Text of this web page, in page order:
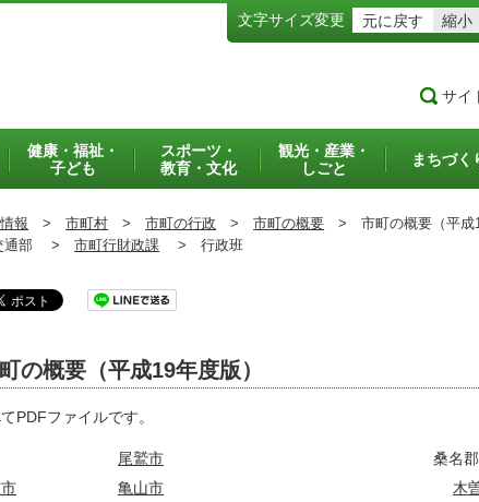
文字サイズ変更 元に戻す 縮小
サイ
健康・福祉・
子ども
スポーツ・
教育・文化
観光・産業・
しごと
まちづく
報 > 市町村 > 市町の行政 > 市町の概要 > 市町の概要（平成
通部 > 市町行財政課 > 行政班
の概要（平成19年度版）
PDFファイルです。
尾鷲市
亀山市
桑名郡
木